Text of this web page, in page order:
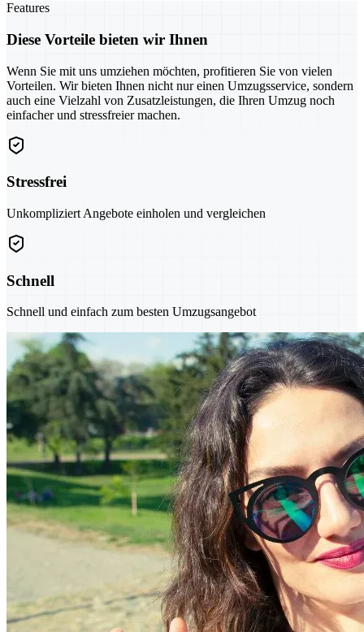
Features
Diese Vorteile bieten wir Ihnen
Wenn Sie mit uns umziehen möchten, profitieren Sie von vielen
Vorteilen. Wir bieten Ihnen nicht nur einen Umzugsservice, sondern
auch eine Vielzahl von Zusatzleistungen, die Ihren Umzug noch
einfacher und stressfreier machen.
Stressfrei
Unkompliziert Angebote einholen und vergleichen
Schnell
Schnell und einfach zum besten Umzugsangebot